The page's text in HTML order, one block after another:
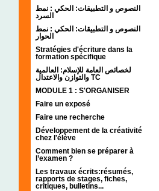
النصوص و التطبيقات: الحكي : نمط
السرد
النصوص و التطبيقات: الحكي : نمط
الحوار
Stratégies d'écriture dans la
formation spécifique
لخصائص العامة للإسلام: العالمية
والتوازن والاعتدال TC
MODULE 1 : S'ORGANISER
Faire un exposé
Faire une recherche
Développement de la créativité
chez l'élève
Comment bien se préparer à
l’examen ?
Les travaux écrits:résumés,
rapports de stages, fiches,
critiques, bulletins...